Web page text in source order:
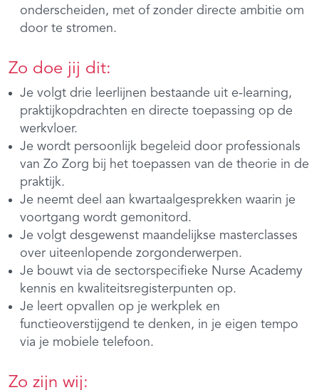
onderscheiden, met of zonder directe ambitie om
door te stromen.
Zo doe jij dit:
Je volgt drie leerlijnen bestaande uit e-learning,
praktijkopdrachten en directe toepassing op de
werkvloer.
Je wordt persoonlijk begeleid door professionals
van Zo Zorg bij het toepassen van de theorie in de
praktijk.
Je neemt deel aan kwartaalgesprekken waarin je
voortgang wordt gemonitord.
Je volgt desgewenst maandelijkse masterclasses
over uiteenlopende zorgonderwerpen.
Je bouwt via de sectorspecifieke Nurse Academy
kennis en kwaliteitsregisterpunten op.
Je leert opvallen op je werkplek en
functieoverstijgend te denken, in je eigen tempo
via je mobiele telefoon.
Zo zijn wij: